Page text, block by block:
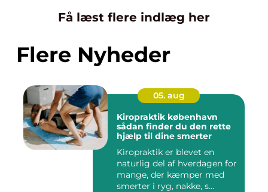
Få læst flere indlæg her
Flere Nyheder
05. aug
Kiropraktik københavn
sådan finder du den rette
hjælp til dine smerter
Kiropraktik er blevet en
naturlig del af hverdagen for
mange, der kæmper med
smerter i ryg, nakke, s...